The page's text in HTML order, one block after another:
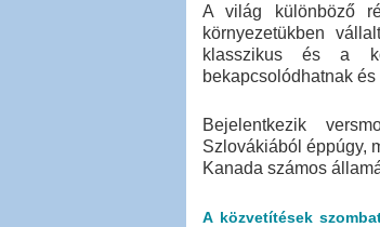
A világ különböző
környezetükben
klasszikus és a
bekapcsolódhatnak
Bejelentkezik
Szlovákiából éppúgy,
Kanada számos
A közvetítések